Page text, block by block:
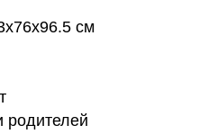
см
родителей